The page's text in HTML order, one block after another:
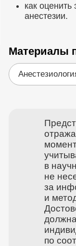
как
анестезии.
Материалы
в
не
за
и
по